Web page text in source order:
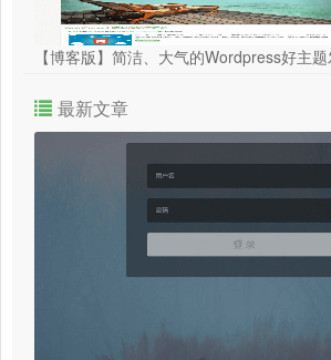
【博客版】简洁、大气的Wordpress好主
最新文章